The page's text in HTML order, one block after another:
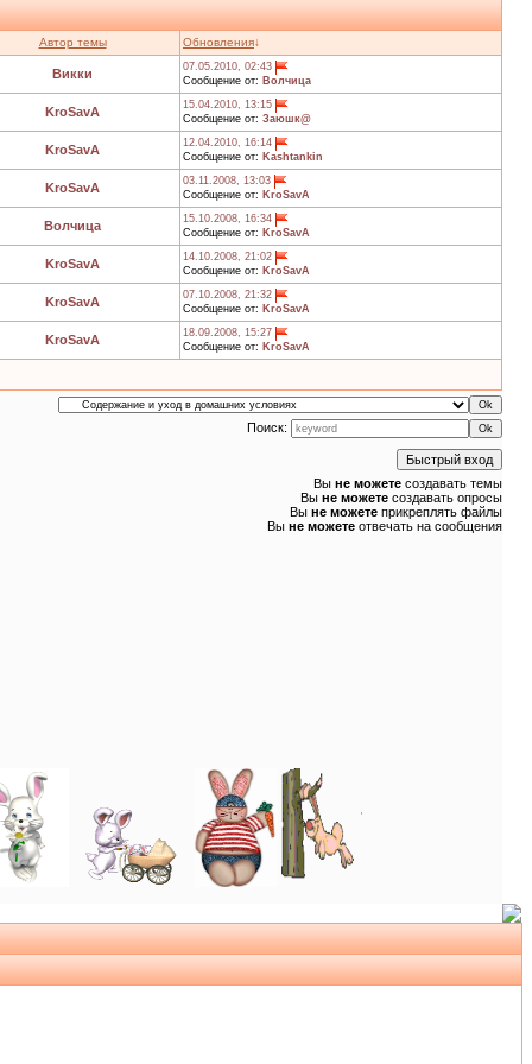
Автор темы Обновления↓
Викки
07.05.2010, 02:43
Сообщение от: Волчица
KroSavA
15.04.2010, 13:15
Сообщение от: Заюшк@
KroSavA
12.04.2010, 16:14
Сообщение от: Kashtankin
KroSavA
03.11.2008, 13:03
Сообщение от: KroSavA
Волчица
15.10.2008, 16:34
Сообщение от: KroSavA
KroSavA
14.10.2008, 21:02
Сообщение от: KroSavA
KroSavA
07.10.2008, 21:32
Сообщение от: KroSavA
KroSavA
18.09.2008, 15:27
Сообщение от: KroSavA
Поиск:
Вы не можете создавать темы
Вы не можете создавать опросы
Вы не можете прикреплять файлы
Вы не можете отвечать на сообщения